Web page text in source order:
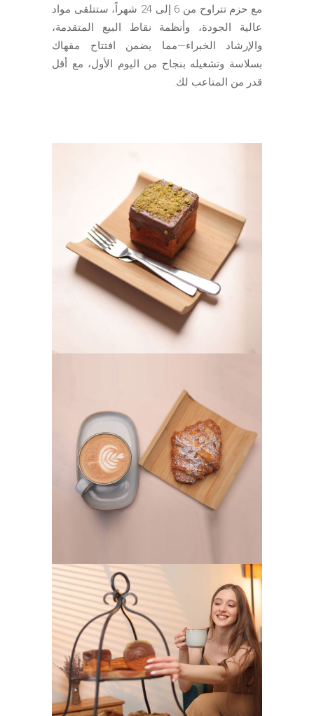
مع حزم تتراوح من 6 إلى 24 شهراً، ستتلقى مواد
عالية الجودة، وأنظمة نقاط البيع المتقدمة،
والإرشاد الخبراء—مما يضمن افتتاح مقهاك
بسلاسة وتشغيله بنجاح من اليوم الأول، مع أقل
قدر من المتاعب لك.